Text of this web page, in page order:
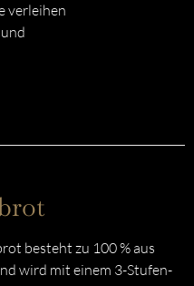
verleihen
besteht zu 100 % aus
wird mit einem 3-Stufen-